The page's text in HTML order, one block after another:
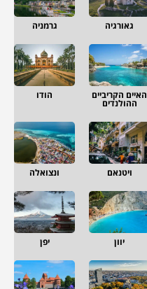
גאורגיה גרמניה
האיים הקריביים
ההולנדים
הודו
ויטנאם ונצואלה
יוון יפן